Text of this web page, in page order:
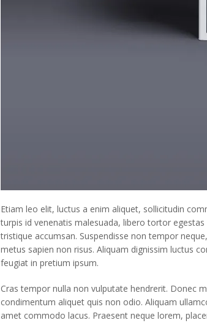
Etiam leo elit, luctus a enim aliquet, sollicitudin
turpis id venenatis malesuada, libero tortor
tristique accumsan. Suspendisse non tempor
metus sapien non risus. Aliquam dignissim luctus
feugiat in pretium ipsum.
Cras tempor nulla non vulputate hendrerit. Donec
condimentum aliquet quis non odio. Aliquam
amet commodo lacus. Praesent neque lorem,